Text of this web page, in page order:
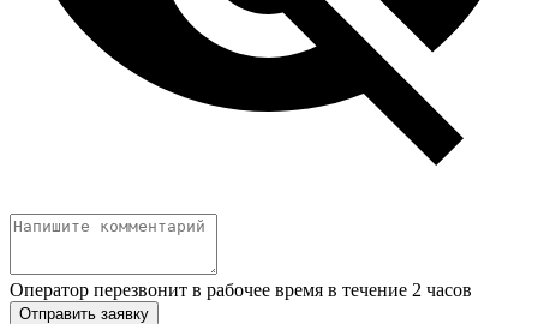
Оператор перезвонит в рабочее время в течение 2 часов
Отправить заявку